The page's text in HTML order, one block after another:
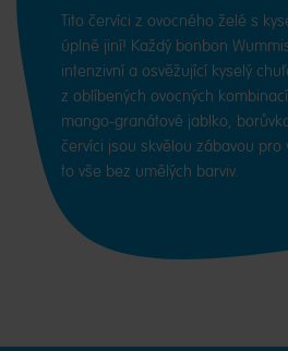
Tito červíci z ovocného želé s
úplně jiní! Každý bonbon
intenzivní a osvěžující kyselý
z oblíbených ovocných
mango-granátové jablko,
červíci jsou skvělou zábavou pro
to vše bez umělých barviv.